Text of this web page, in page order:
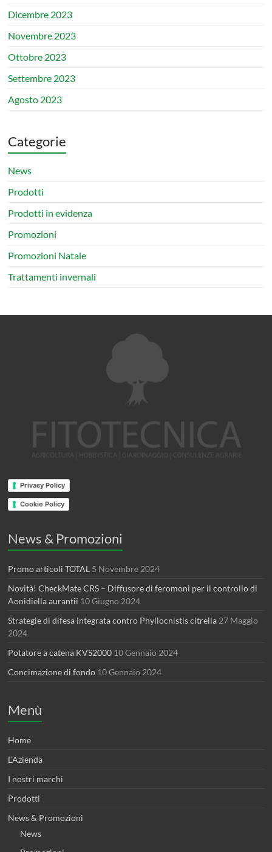
Dicembre 2023
Novembre 2023
Ottobre 2023
Settembre 2023
Agosto 2023
Categorie
News
Prodotti
Prodotti in evidenza
Promozioni
Promozioni Natale
Trattamenti invernali
Privacy Policy
Cookie Policy
News & Promozioni
Promo articoli TOTAL 5 Novembre 2024
Novità! CheckMate CRS – Diffusore di feromoni per il controllo di
Aonidiella aurantii 10 Giugno 2024
Strategie di difesa integrata contro Phyllocnistis citrella 27 Maggio
2024
Potatore a catena KVS2000 10 Gennaio 2024
Concimazione di fondo 10 Gennaio 2024
Menù
Home
L’Azienda
I nostri marchi
Prodotti
News & Promozioni
News